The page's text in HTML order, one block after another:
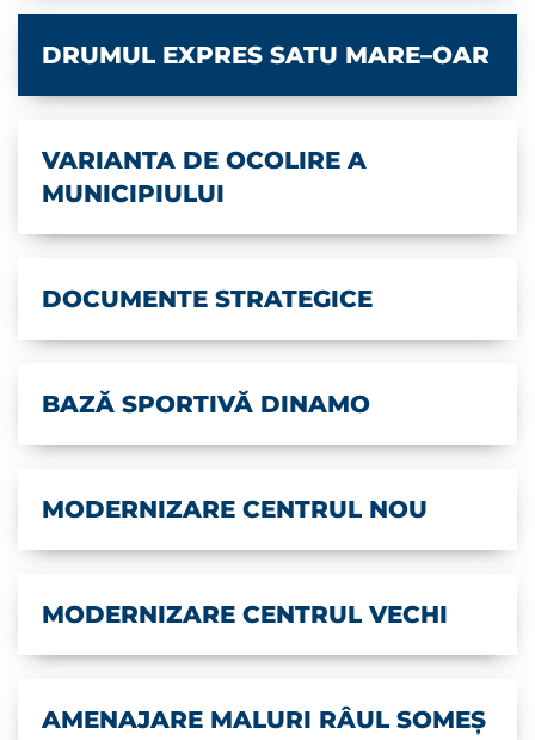
DRUMUL EXPRES SATU MARE–OAR
VARIANTA DE OCOLIRE A
MUNICIPIULUI
DOCUMENTE STRATEGICE
BAZĂ SPORTIVĂ DINAMO
MODERNIZARE CENTRUL NOU
MODERNIZARE CENTRUL VECHI
AMENAJARE MALURI RÂUL SOMEȘ